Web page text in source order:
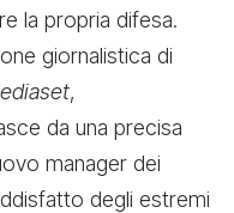
la propria difesa.
giornalistica di
,
da una precisa
manager dei
degli estremi